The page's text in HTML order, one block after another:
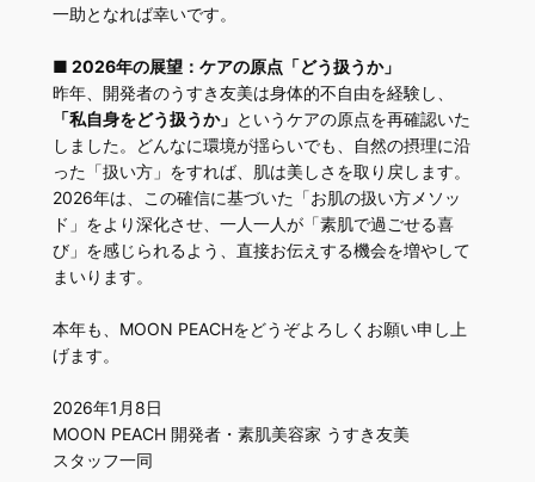
一助となれば幸いです。
■ 2026年の展望：ケアの原点「どう扱うか」
昨年、開発者のうすき友美は身体的不自由を経験し、
「私自身をどう扱うか」 というケアの原点を再確認いた
しました。どんなに環境が揺らいでも、自然の摂理に沿
った「扱い方」をすれば、肌は美しさを取り戻します。
2026年は、この確信に基づいた「お肌の扱い方メソッ
ド」をより深化させ、一人一人が「素肌で過ごせる喜
び」を感じられるよう、直接お伝えする機会を増やして
まいります。
本年も、MOON PEACHをどうぞよろしくお願い申し上
げます。
2026年1月8日
MOON PEACH 開発者・素肌美容家 うすき友美
スタッフ一同